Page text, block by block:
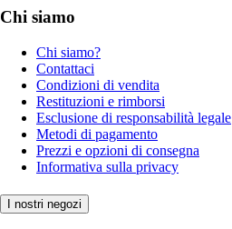
Chi siamo
Chi siamo?
Contattaci
Condizioni di vendita
Restituzioni e rimborsi
Esclusione di responsabilità legale
Metodi di pagamento
Prezzi e opzioni di consegna
Informativa sulla privacy
I nostri negozi